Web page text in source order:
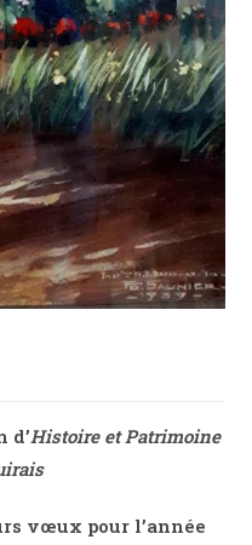
d’Histoire et Patrimoine
vœux pour l’année